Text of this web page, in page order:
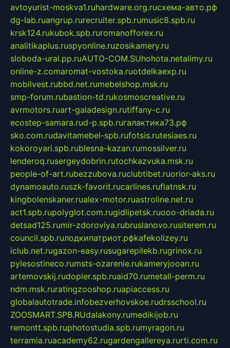
avtoyurist-moskva1.ruhardware.org.ruсхема-авто.рф
dg-lab.ruangrup.rurecruiter.spb.rumusic8.spb.ru
krsk124.rukubok.spb.ruromanofforex.ru
analitikaplus.ruspyonline.ruzosikamery.ru
sloboda-ural.pp.ruAUTO-COM.SUhohota.netalimy.ru
online-z.comaromat-vostoka.ruotdelkaexp.ru
mobilvest.rubbd.net.rumebelshop.msk.ru
smp-forum.rubastion-td.rukosmoscreative.ru
avrmotors.ruart-galadesign.rutiffany-c.ru
ecostep-samara.rud-p.spb.ruгалактика73.рф
sko.com.rudavitamebel-spb.rufotsis.rutesiaes.ru
kokoroyari.spb.rublesna-kazan.rumossilver.ru
lenderoq.rusergeydobrin.rutochkazvuka.msk.ru
people-of-art.rubezzubova.ruclubtibet.ruorior-aks.ru
dynamoauto.ruszk-favorit.rucarlines.ruflatnsk.ru
kingbolenskaner.rualex-motor.ruastroline.net.ru
act1.spb.rupolyglot.com.rugidlipetsk.ruooo-driada.ru
detsad125.rumir-zdoroviya.rubruslanovo.rusiterem.ru
council.spb.ruлодкипатриот.рфkafekolizey.ru
iclub.net.rugazon-easy.rusugarepilekb.rugrinox.ru
pylesostineco.rumsts-ozarenie.rukameryjooan.ru
artemovskij.rudopler.spb.ruaid70.rumetall-perm.ru
ndm.msk.ruratingzooshop.ruapiaccess.ru
globalautotrade.infobezverhovskoe.rudrsschool.ru
ZOOSMART.SPB.RUdalakony.rumedikijob.ru
remontt.spb.ruphotostudia.spb.rumyragon.ru
terramia.ruacademy62.rugardengallereya.rurti.com.ru